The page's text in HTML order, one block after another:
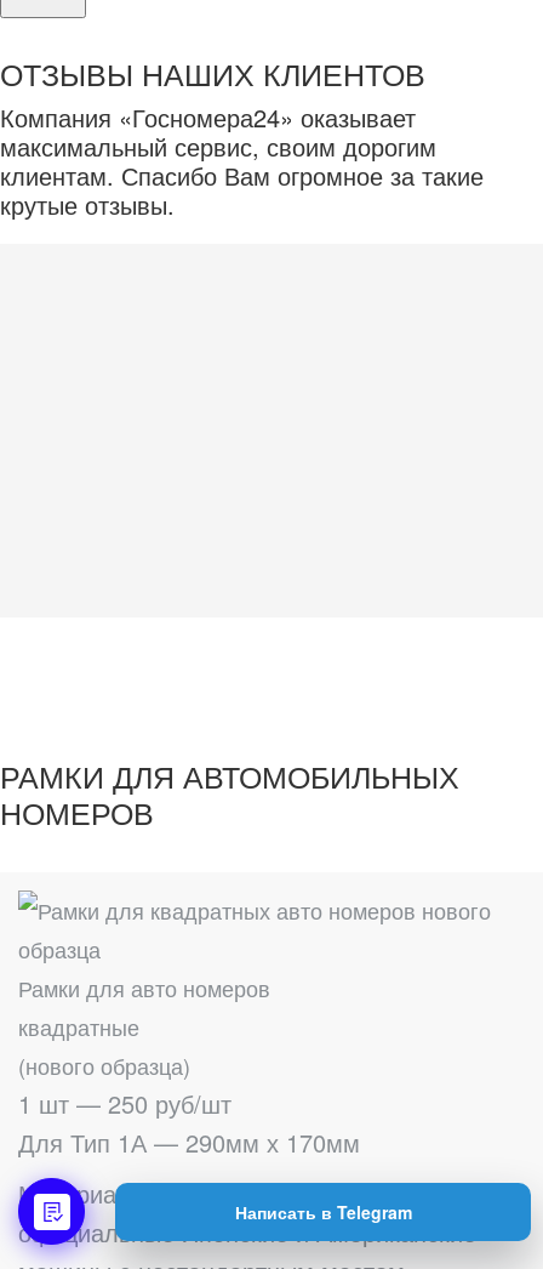
Написать в Telegram
ОТЗЫВЫ НАШИХ КЛИЕНТОВ
Компания «Госномера24» оказывает
максимальный сервис, своим дорогим
клиентам. Спасибо Вам огромное за такие
крутые отзывы.
РАМКИ ДЛЯ АВТОМОБИЛЬНЫХ
НОМЕРОВ
Рамки для авто номеров
квадратные
(нового образца)
1 шт — 250 руб/шт
Для Тип 1А — 290мм х 170мм
Материал — пластик. Предназначены на
официальные Японские и Американские